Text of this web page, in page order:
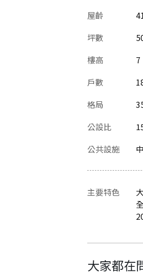
屋齡
坪數
樓高
7
戶數
格局
公設比
公共設施
主要特色
大家都在